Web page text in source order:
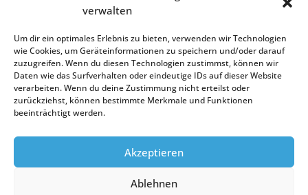
verwalten
Um dir ein optimales Erlebnis zu bieten, verwenden wir Technologien
wie Cookies, um Geräteinformationen zu speichern und/oder darauf
zuzugreifen. Wenn du diesen Technologien zustimmst, können wir
Daten wie das Surfverhalten oder eindeutige IDs auf dieser Website
verarbeiten. Wenn du deine Zustimmung nicht erteilst oder
zurückziehst, können bestimmte Merkmale und Funktionen
beeinträchtigt werden.
Akzeptieren
Ablehnen
Impressum
Datenschutz
Cookie-Richtlinie (EU)